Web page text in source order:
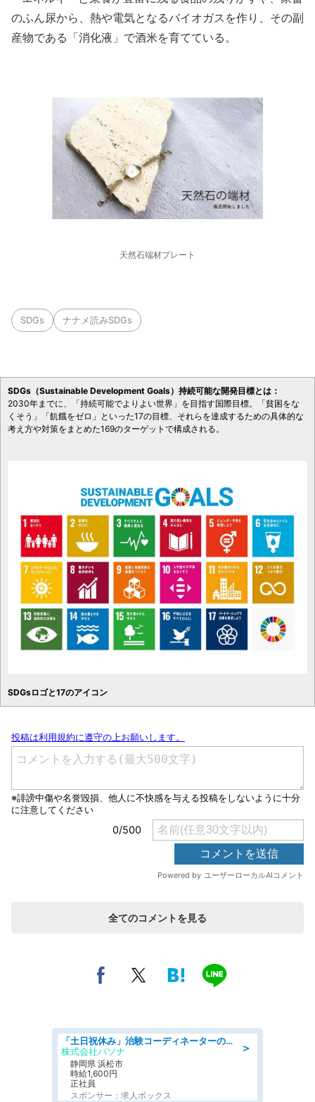
のふん尿から、熱や電気となるバイオガスを作り、その副
産物である「消化液」で酒米を育てている。
天然石端材プレート
SDGs ナナメ読みSDGs
SDGs（Sustainable Development Goals）持続可能な開発目標とは：
2030年までに、「持続可能でよりよい世界」を目指す国際目標。「貧困をな
くそう」「飢餓をゼロ」といった17の目標、それらを達成するための具体的な
考え方や対策をまとめた169のターゲットで構成される。
SDGsロゴと17のアイコン
全てのコメントを見る
＞
「土日祝休み」治験コーディネーターのお仕事/未経験OK
株式会社パソナ
静岡県 浜松市
時給1,600円
正社員
スポンサー：求人ボックス